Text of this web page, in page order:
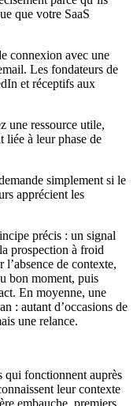
que votre SaaS
connexion avec une
Les fondateurs de
et réceptifs aux
une ressource utile,
liée à leur phase de
simplement si le
apprécient les
précis : un signal
prospection à froid
l’absence de contexte,
bon moment, puis
En moyenne, une
: autant d’occasions de
une relance.
qui fonctionnent auprès
leur contexte
embauche, premiers